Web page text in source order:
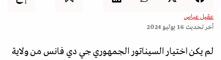
عقيل عباس
آخر تحديث 16 يوليو 2024
لم يكن اختيار السيناتور الجمهوري جي دي فانس من ولاية